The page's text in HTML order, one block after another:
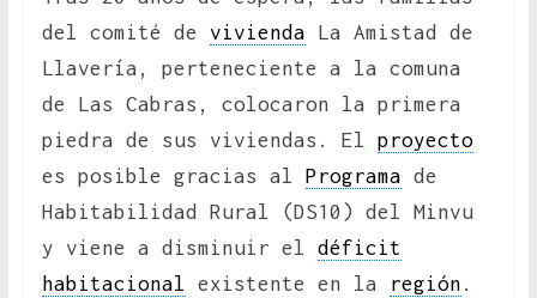
del comité de vivienda La Amistad de
Llavería, perteneciente a la comuna
de Las Cabras, colocaron la primera
piedra de sus viviendas. El proyecto
es posible gracias al Programa de
Habitabilidad Rural (DS10) del Minvu
y viene a disminuir el déficit
habitacional existente en la región .